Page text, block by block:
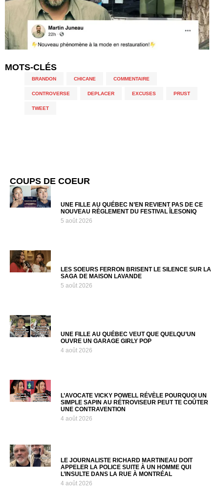
MOTS-CLÉS
BRANDON CHICANE COMMENTAIRE
CONTROVERSE DEPLACER EXCUSES PRUST
TWEET
COUPS DE COEUR
UNE FILLE AU QUÉBEC N’EN REVIENT PAS DE CE
NOUVEAU RÈGLEMENT DU FESTIVAL ÎLESONIQ
5 août 2026
LES SOEURS FERRON BRISENT LE SILENCE SUR LA
SAGA DE MAISON LAVANDE
5 août 2026
UNE FILLE AU QUÉBEC VEUT QUE QUELQU’UN
OUVRE UN GARAGE GIRLY POP
4 août 2026
L’AVOCATE VICKY POWELL RÉVÈLE POURQUOI UN
SIMPLE SAPIN AU RÉTROVISEUR PEUT TE COÛTER
UNE CONTRAVENTION
4 août 2026
LE JOURNALISTE RICHARD MARTINEAU DOIT
APPELER LA POLICE SUITE À UN HOMME QUI
L’INSULTE DANS LA RUE À MONTRÉAL
4 août 2026